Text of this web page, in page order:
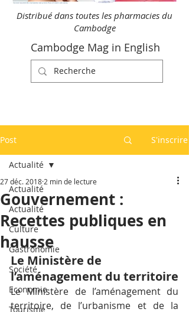
Distribué dans toutes les pharmacies du
Cambodge
Cambodge Mag in English
Post S'inscrire
Actualité
Actualité
Culture
Gastronomie
Société
Economie
Tourisme
Actualité
Gouvernement :
Recettes publiques en
hausse
27 déc. 2018 2 min de lecture
Le Ministère de
l’aménagement du territoire
Le Ministère de l’aménagement du
territoire, de l’urbanisme et de la